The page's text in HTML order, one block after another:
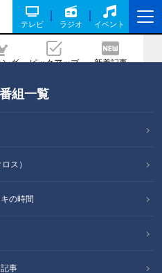
テレビ ラジオ イベント
グ ピックアップ 新着記事
番組一覧
ス）
の時間
事
！体の内側から美
の炭カレーも！